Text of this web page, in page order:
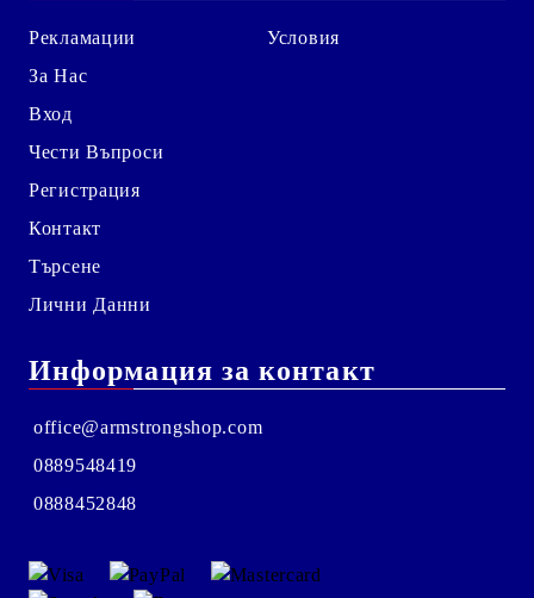
Рекламации
За Нас
Вход
Чести Въпроси
Регистрация
Контакт
Търсене
Лични Данни
Условия
Информация за контакт
office@armstrongshop.com
0889548419
0888452848